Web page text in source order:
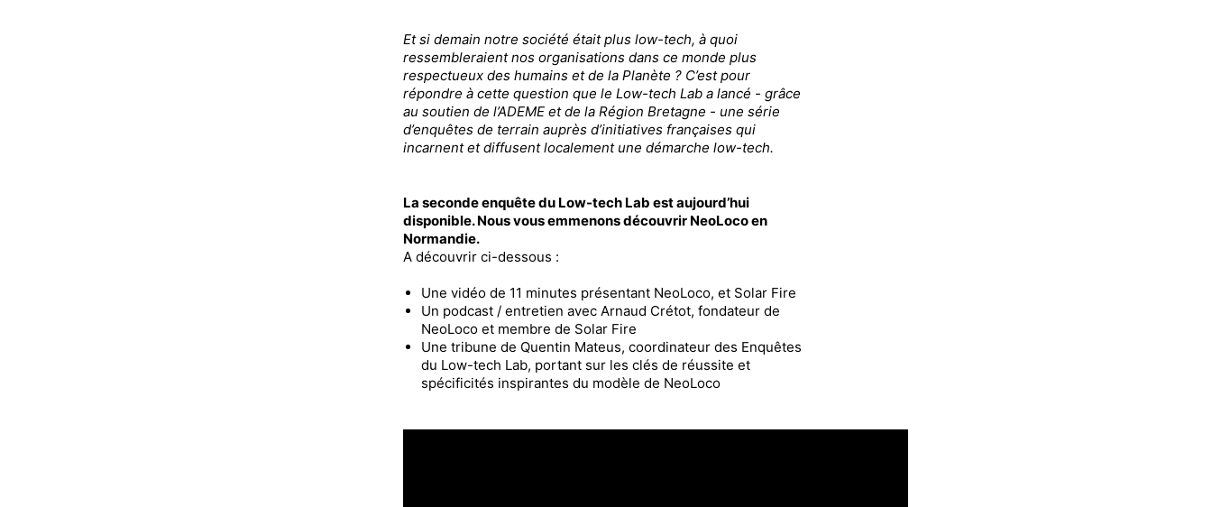
Et si demain notre société était plus low-tech, à quoi
ressembleraient nos organisations dans ce monde plus
respectueux des humains et de la Planète ? C’est pour
répondre à cette question que le Low-tech Lab a lancé - grâce
au soutien de l’ADEME et de la Région Bretagne - une série
d’enquêtes de terrain auprès d’initiatives françaises qui
incarnent et diffusent localement une démarche low-tech.
La seconde enquête du Low-tech Lab est aujourd’hui
disponible. Nous vous emmenons découvrir NeoLoco en
Normandie.
A découvrir ci-dessous :
Une vidéo de 11 minutes présentant NeoLoco, et Solar Fire
Un podcast / entretien avec Arnaud Crétot, fondateur de
NeoLoco et membre de Solar Fire
Une tribune de Quentin Mateus, coordinateur des Enquêtes
du Low-tech Lab, portant sur les clés de réussite et
spécificités inspirantes du modèle de NeoLoco